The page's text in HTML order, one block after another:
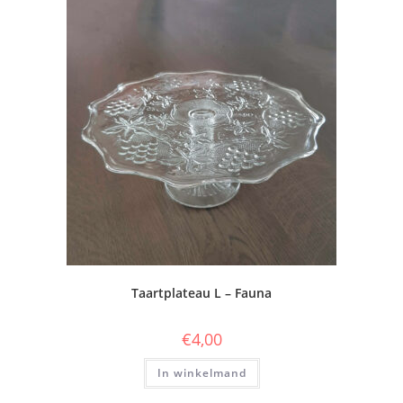
Taartplateau L – Fauna
€4,00
In winkelmand